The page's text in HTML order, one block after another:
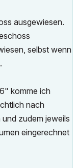
ausgewiesen.
selbst wenn
komme ich
nach
zudem jeweils
eingerechnet